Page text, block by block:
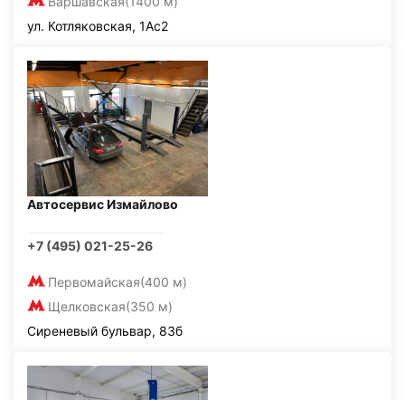
ул. Котляковская, 1Ас2
Автосервис Измайлово
+7 (495) 021-25-26
Первомайская(400 м)
Щелковская(350 м)
Сиреневый бульвар, 83б